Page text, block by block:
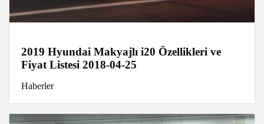
2019 Hyundai Makyajlı i20 Özellikleri ve
Fiyat Listesi 2018-04-25
Haberler